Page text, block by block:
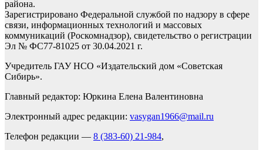
района.
Зарегистрировано Федеральной службой по надзору в сфере
связи, информационных технологий и массовых
коммуникаций (Роскомнадзор), свидетельство о регистрации
Эл № ФС77-81025 от 30.04.2021 г.
Учредитель ГАУ НСО «Издательский дом «Советская
Сибирь».
Главный редактор: Юркина Елена Валентиновна
Электронный адрес редакции: vasygan1966@mail.ru
Телефон редакции — 8 (383-60) 21-984,